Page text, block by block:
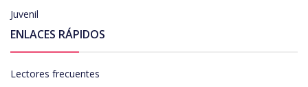
Juvenil
ENLACES RÁPIDOS
Lectores frecuentes